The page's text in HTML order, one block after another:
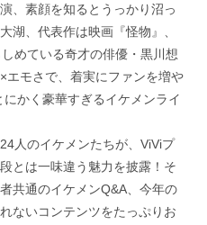
、素顔を知るとうっかり沼っ
湖、代表作は映画『怪物』、
めている奇才の俳優・黒川想
エモさで、着実にファンを増や
かく豪華すぎるイケメンライ
人のイケメンたちが、ViViプ
とは一味違う魅力を披露！そ
共通のイケメンQ&A、今年の
ないコンテンツをたっぷりお